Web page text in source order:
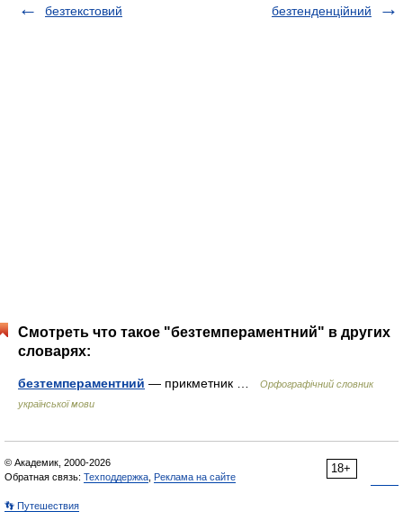
безтекстовий
безтенденційний
Смотреть что такое "безтемпераментний" в других
словарях:
безтемпераментний — прикметник …
Орфографічний словник
української мови
18+
© Академик, 2000-2026
Обратная связь: Техподдержка Реклама на сайте
👣 Путешествия